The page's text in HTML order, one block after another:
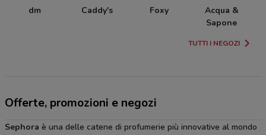
dm Caddy's Foxy
Acqua &
Sapone
TUTTI I NEGOZI
Offerte, promozioni e negozi
Sephora è una delle catene di profumerie più innovative al mondo